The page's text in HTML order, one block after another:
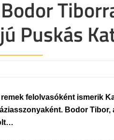
Puskás
felolvasóként ismerik
Bodor